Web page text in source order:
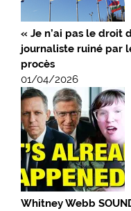
« Je n’ai pas le droit
journaliste ruiné par
procès
01/04/2026
Whitney Webb